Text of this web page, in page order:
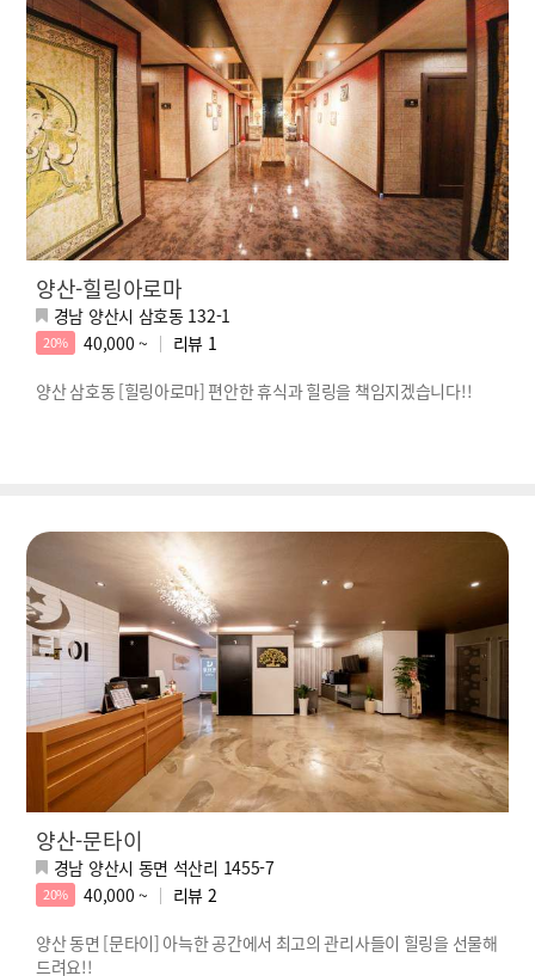
양산-힐링아로마
경남 양산시 삼호동 132-1
20% 40,000 ~ 리뷰 1
양산 삼호동 [힐링아로마] 편안한 휴식과 힐링을 책임지겠습니다!!
양산-문타이
경남 양산시 동면 석산리 1455-7
20% 40,000 ~ 리뷰 2
양산 동면 [문타이] 아늑한 공간에서 최고의 관리사들이 힐링을 선물해
드려요!!